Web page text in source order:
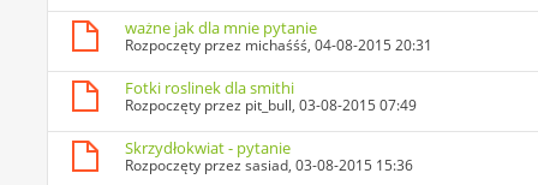
ważne jak dla mnie pytanie
Rozpoczęty przez michaśśś, 04-08-2015 20:31
Fotki roslinek dla smithi
Rozpoczęty przez pit_bull, 03-08-2015 07:49
Skrzydłokwiat - pytanie
Rozpoczęty przezsasiad, 03-08-2015 15:36